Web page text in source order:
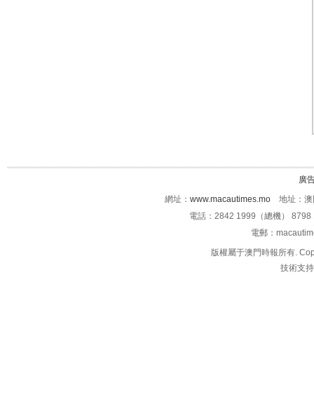
廣
網址： www.macautimes.mo 地址：澳
電話：2842 1999（總機）
電郵：
版權屬于澳門時報所有.
技術支